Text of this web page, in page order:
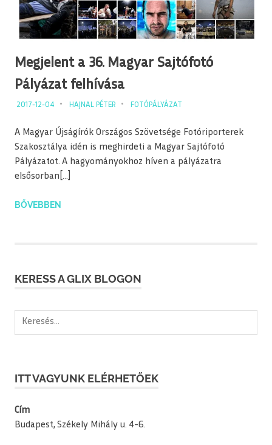
Megjelent a 36. Magyar Sajtófotó
Pályázat felhívása
2017-12-04 HAJNAL PÉTER FOTÓPÁLYÁZAT
A Magyar Újságírók Országos Szövetsége Fotóriporterek
Szakosztálya idén is meghirdeti a Magyar Sajtófotó
Pályázatot. A hagyományokhoz híven a pályázatra
elsősorban[…]
BŐVEBBEN
KERESS A GLIX BLOGON
Keresés:
ITT VAGYUNK ELÉRHETŐEK
Cím
Budapest, Székely Mihály u. 4-6.